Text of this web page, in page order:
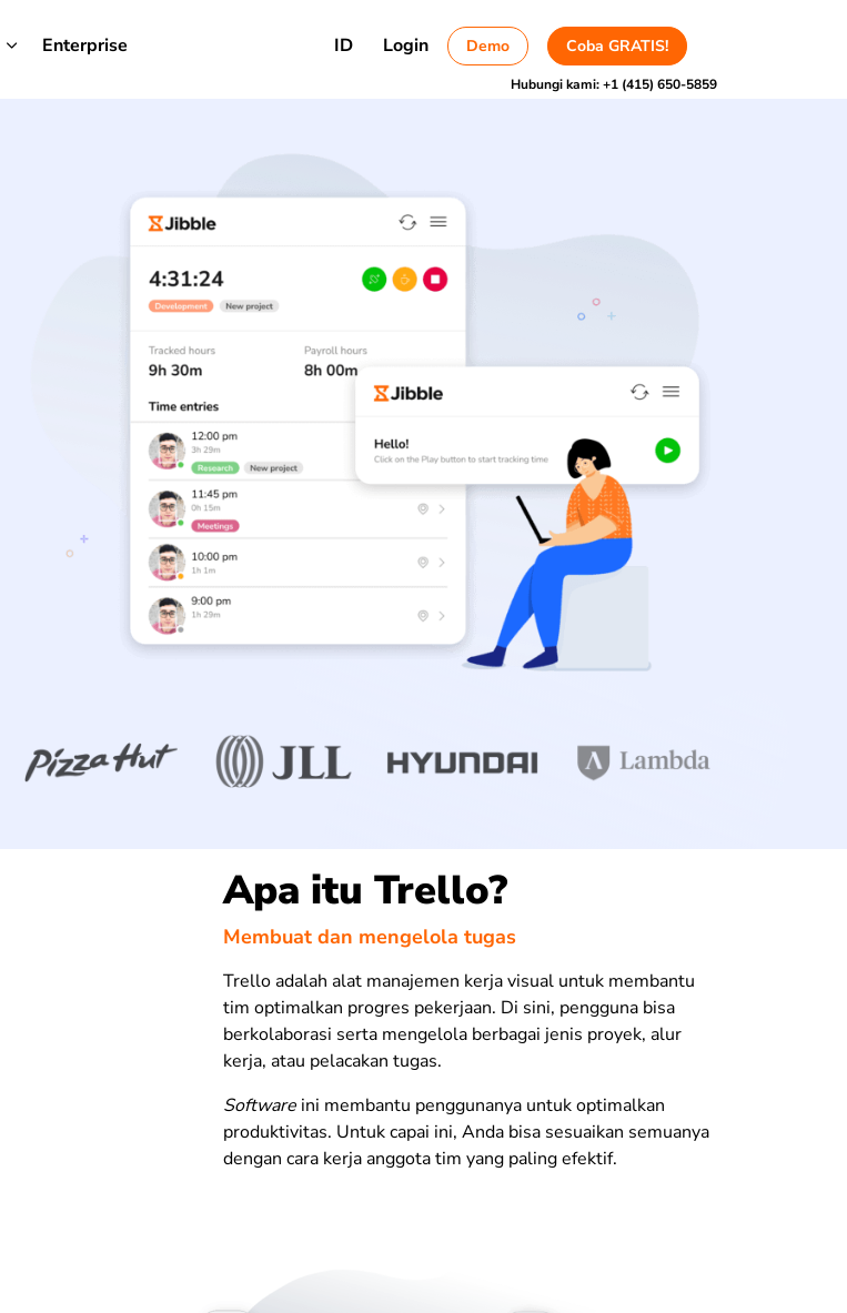
Enterprise ID Login Demo Coba GRATIS!
Hubungi kami:+1 (415) 650-5859
Apa itu Trello?
Membuat dan mengelola tugas
Trello adalah alat manajemen kerja visual untuk membantu
tim optimalkan progres pekerjaan. Di sini, pengguna bisa
berkolaborasi serta mengelola berbagai jenis proyek, alur
kerja, atau pelacakan tugas.
Softwareini membantu penggunanya untuk optimalkan
produktivitas. Untuk capai ini, Anda bisa sesuaikan semuanya
dengan cara kerja anggota tim yang paling efektif.